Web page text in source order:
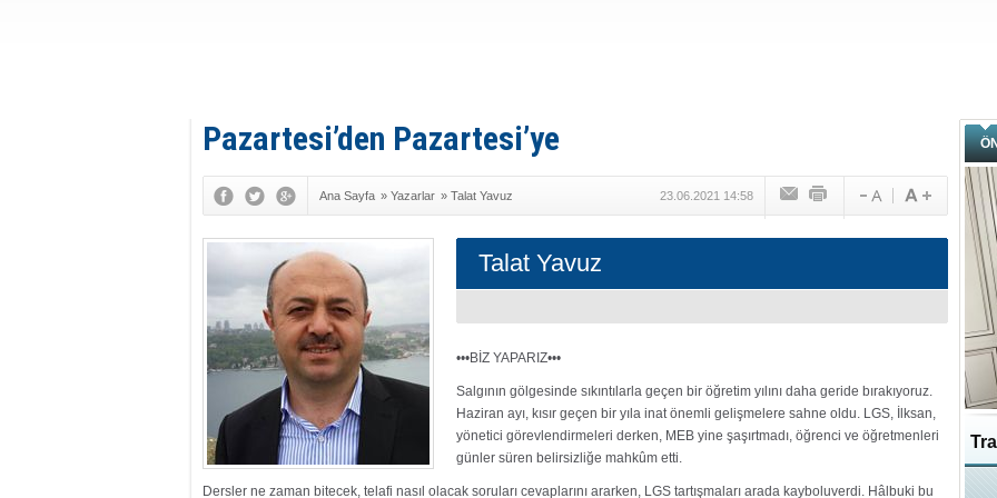
Pazartesi’den Pazartesi’ye
Ana Sayfa » Yazarlar » Talat Yavuz 23.06.2021 14:58
Talat Yavuz
•••BİZ YAPARIZ•••
Salgının gölgesinde sıkıntılarla geçen bir öğretim yılını daha geride bırakıyoruz.
Haziran ayı, kısır geçen bir yıla inat önemli gelişmelere sahne oldu. LGS, İlksan,
yönetici görevlendirmeleri derken, MEB yine şaşırtmadı, öğrenci ve öğretmenleri
günler süren belirsizliğe mahkûm etti.
Dersler ne zaman bitecek, telafi nasıl olacak soruları cevaplarını ararken, LGS tartışmaları arada kayboluverdi. Hâlbuki bu